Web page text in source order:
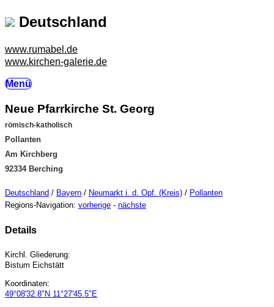
Deutschland
www.rumabel.de
www.kirchen-galerie.de
Menü
Neue Pfarrkirche St. Georg
römisch-katholisch
Pollanten
Am Kirchberg
92334 Berching
Deutschland / Bayern / Neumarkt i. d. Opf. (Kreis) / Pollanten
Regions-Navigation: vorherige - nächste
Details
Kirchl. Gliederung:
Bistum Eichstätt
Koordinaten:
49°08'32.8"N 11°27'45.5"E